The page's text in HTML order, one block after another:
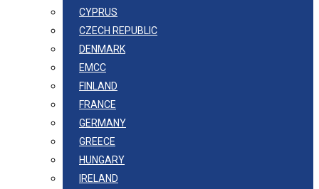
CYPRUS
CZECH REPUBLIC
DENMARK
EMCC
FINLAND
FRANCE
GERMANY
GREECE
HUNGARY
IRELAND